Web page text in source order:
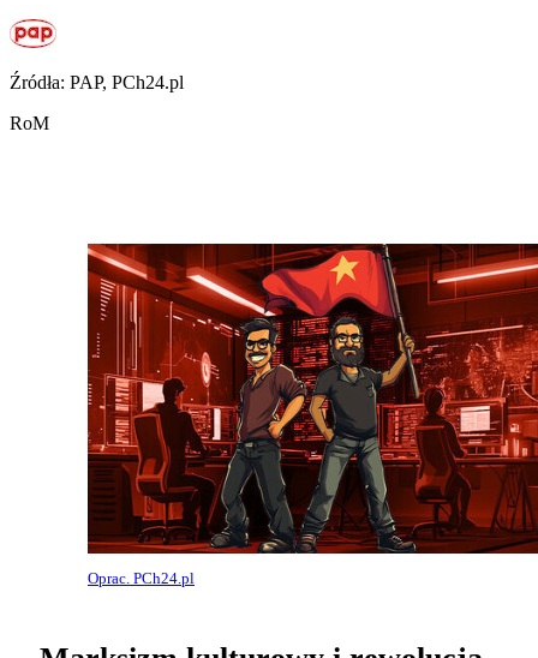
Źródła: PAP, PCh24.pl
RoM
Oprac. PCh24.pl